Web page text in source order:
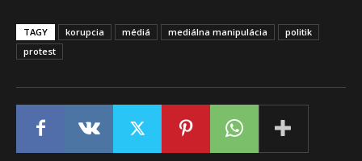
TAGY korupcia médiá mediálna manipulácia
politik
protest